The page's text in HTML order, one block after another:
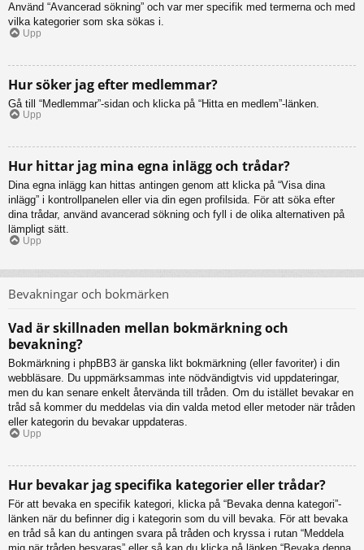
Använd “Avancerad sökning” och var mer specifik med termerna och med
vilka kategorier som ska sökas i.
Upp
Hur söker jag efter medlemmar?
Gå till “Medlemmar”-sidan och klicka på “Hitta en medlem”-länken.
Upp
Hur hittar jag mina egna inlägg och trådar?
Dina egna inlägg kan hittas antingen genom att klicka på “Visa dina
inlägg” i kontrollpanelen eller via din egen profilsida. För att söka efter
dina trådar, använd avancerad sökning och fyll i de olika alternativen på
lämpligt sätt.
Upp
Bevakningar och bokmärken
Vad är skillnaden mellan bokmärkning och
bevakning?
Bokmärkning i phpBB3 är ganska likt bokmärkning (eller favoriter) i din
webbläsare. Du uppmärksammas inte nödvändigtvis vid uppdateringar,
men du kan senare enkelt återvända till tråden. Om du istället bevakar en
tråd så kommer du meddelas via din valda metod eller metoder när tråden
eller kategorin du bevakar uppdateras.
Upp
Hur bevakar jag specifika kategorier eller trådar?
För att bevaka en specifik kategori, klicka på “Bevaka denna kategori”-
länken när du befinner dig i kategorin som du vill bevaka. För att bevaka
en tråd så kan du antingen svara på tråden och kryssa i rutan “Meddela